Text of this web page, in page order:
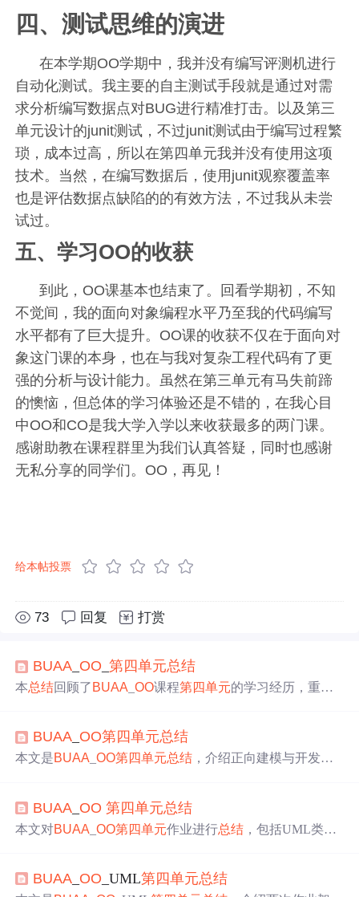
四、测试思维的演进
在本学期OO学期中，我并没有编写评测机进行
自动化测试。我主要的自主测试手段就是通过对需
求分析编写数据点对BUG进行精准打击。以及第三
单元设计的junit测试，不过junit测试由于编写过程繁
琐，成本过高，所以在第四单元我并没有使用这项
技术。当然，在编写数据后，使用junit观察覆盖率
也是评估数据点缺陷的的有效方法，不过我从未尝
试过。
五、学习OO的收获
到此，OO课基本也结束了。回看学期初，不知
不觉间，我的面向对象编程水平乃至我的代码编写
水平都有了巨大提升。OO课的收获不仅在于面向对
象这门课的本身，也在与我对复杂工程代码有了更
强的分析与设计能力。虽然在第三单元有马失前蹄
的懊恼，但总体的学习体验还是不错的，在我心目
中OO和CO是我大学入学以来收获最多的两门课。
感谢助教在课程群里为我们认真答疑，同时也感谢
无私分享的同学们。OO，再见！
给本帖投票
73 回复 打赏
BUAA OO _第四单元总结
本总结回顾了 BUAA _OO课程第四单元的学习经历，重点
步。BUAA OO第四单元总结
本文是BUAA _OO第四单元总结 ，介绍正向建模与开发，
辅助正向建模的问题与解决办法。还回顾四个
计思维和测试思维的演进，总结课程收获。
BUAA OO 第四单元总结
本文对BUAA _OO第四单元作业进行总结 ，包括UML类
享了课程收获，如面向对象设计思想、代码架构设计能力
BUAA OO _UML第四单元总结